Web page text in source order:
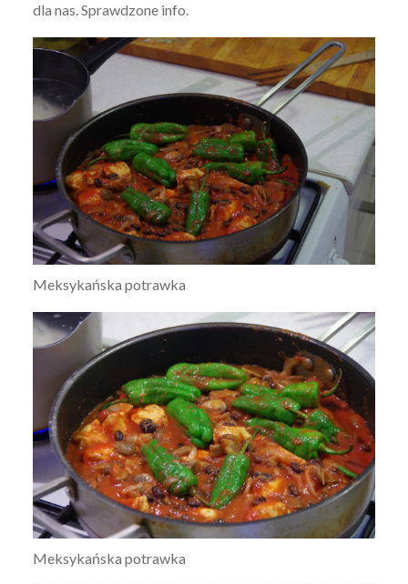
dla nas. Sprawdzone info.
Meksykańska potrawka
Meksykańska potrawka